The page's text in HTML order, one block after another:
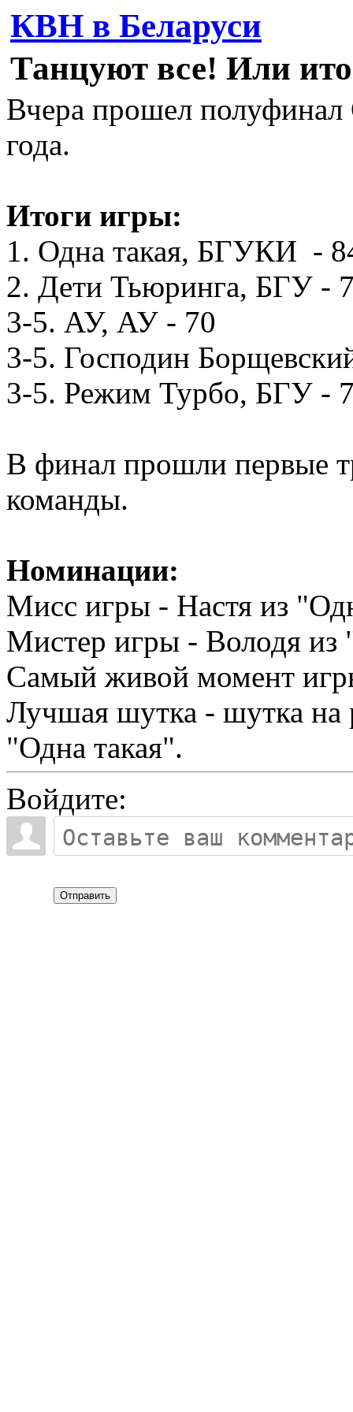
КВН в Беларуси
Танцуют все! Или
Вчера прошел
года.
Итоги игры:
1. Одна такая, БГУКИ -
2. Дети Тьюринга, БГУ -
3-5. АУ, АУ - 70
3-5. Господин
3-5. Режим Турбо, БГУ -
В финал прошли первые
команды.
Номинации:
Мисс игры - Настя из
Мистер игры - Володя
Самый живой момент
Лучшая шутка - шутка на
"Одна такая".
Войдите:
Отправить